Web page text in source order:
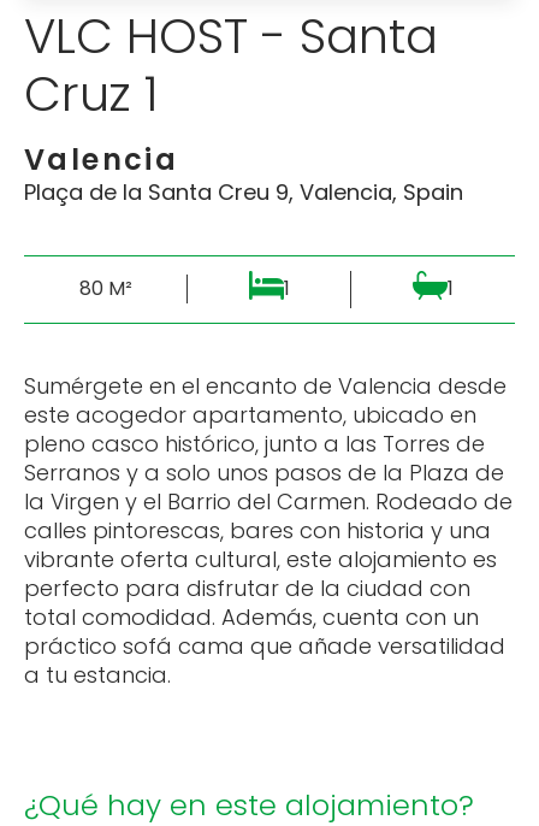
VLC HOST - Santa
Cruz 1
Valencia
Plaça de la Santa Creu 9, Valencia, Spain
80 M² 1 1
Sumérgete en el encanto de Valencia desde
este acogedor apartamento, ubicado en
pleno casco histórico, junto a las Torres de
Serranos y a solo unos pasos de la Plaza de
la Virgen y el Barrio del Carmen. Rodeado de
calles pintorescas, bares con historia y una
vibrante oferta cultural, este alojamiento es
perfecto para disfrutar de la ciudad con
total comodidad. Además, cuenta con un
práctico sofá cama que añade versatilidad
a tu estancia.
¿Qué hay en este alojamiento?